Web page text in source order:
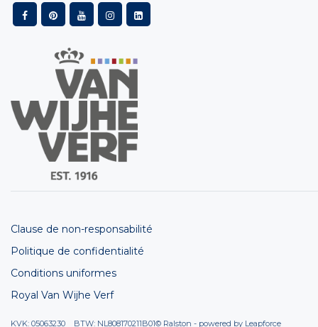
Clause de non-responsabilité
Politique de confidentialité
Conditions uniformes
Royal Van Wijhe Verf
KVK: 05063230 BTW: NL808170211B01© Ralston - powered by Leapforce